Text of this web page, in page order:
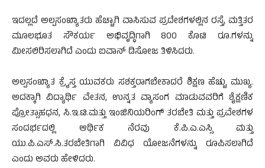
ಇದಲ್ಲದೆ ಅಲ್ಪಸಂಖ್ಯಾತರು ಹೆಚ್ಚಾಗಿ ವಾಸಿಸುವ ಪ್ರದೇಶಗಳಲ್ಲಿನ ರಸ್ತೆ, ಮತ್ತಿತರ
ಮೂಲಭೂತ ಸೌಕರ್ಯ ಅಭಿವೃದ್ಧಿಗಾಗಿ 800 ಕೊಟಿ ರೂ.ಗಳನ್ನು
ಮೀಸಲಿರಿಸಲಾಗಿದೆ ಎಂದು ಐವಾನ್ ಡಿಸೋಜ ತಿಳಿಸಿದರು.
ಅಲ್ಪಸಂಖ್ಯಾತ ಕ್ರೈಸ್ತ ಯುವಕರು ಸಶಕ್ತರಾಗಬೇಕಾದರೆ ಶಿಕ್ಷಣ ಹೆಚ್ಚು ಮುಖ್ಯ.
ಅದಕ್ಕಾಗಿ ವಿದ್ಯಾರ್ಥಿ ವೇತನ, ಉನ್ನತ ವ್ಯಾಸಂಗ ಮಾಡುವವರಿಗೆ ಶೈಕ್ಷಣಿಕ
ಪ್ರೋತ್ಸಾಹಧನ, ಸಿ.ಇ.ಟಿ.ಮತ್ತು ಇಂಜಿನಿಯರಿಂಗ್ ತರಬೇತಿ ಮತ್ತು ಪ್ರವೇಶಗಳ
ಸಂದರ್ಭದಲ್ಲಿ ಆರ್ಥಿಕ ನೆರವು ಕೆ.ಪಿ.ಎ.ಎಸ್ಸಿ ಮತ್ತು
ಯು.ಪಿ.ಎಸ್.ಸಿ.ತರಬೇತಿಗಾಗಿ ವಿವಿಧ ಯೋಜನೆಗಳನ್ನು ರೂಪಿಸಲಾಗಿದೆ
ಎಂದು ಅವರು ಹೇಳಿದರು.